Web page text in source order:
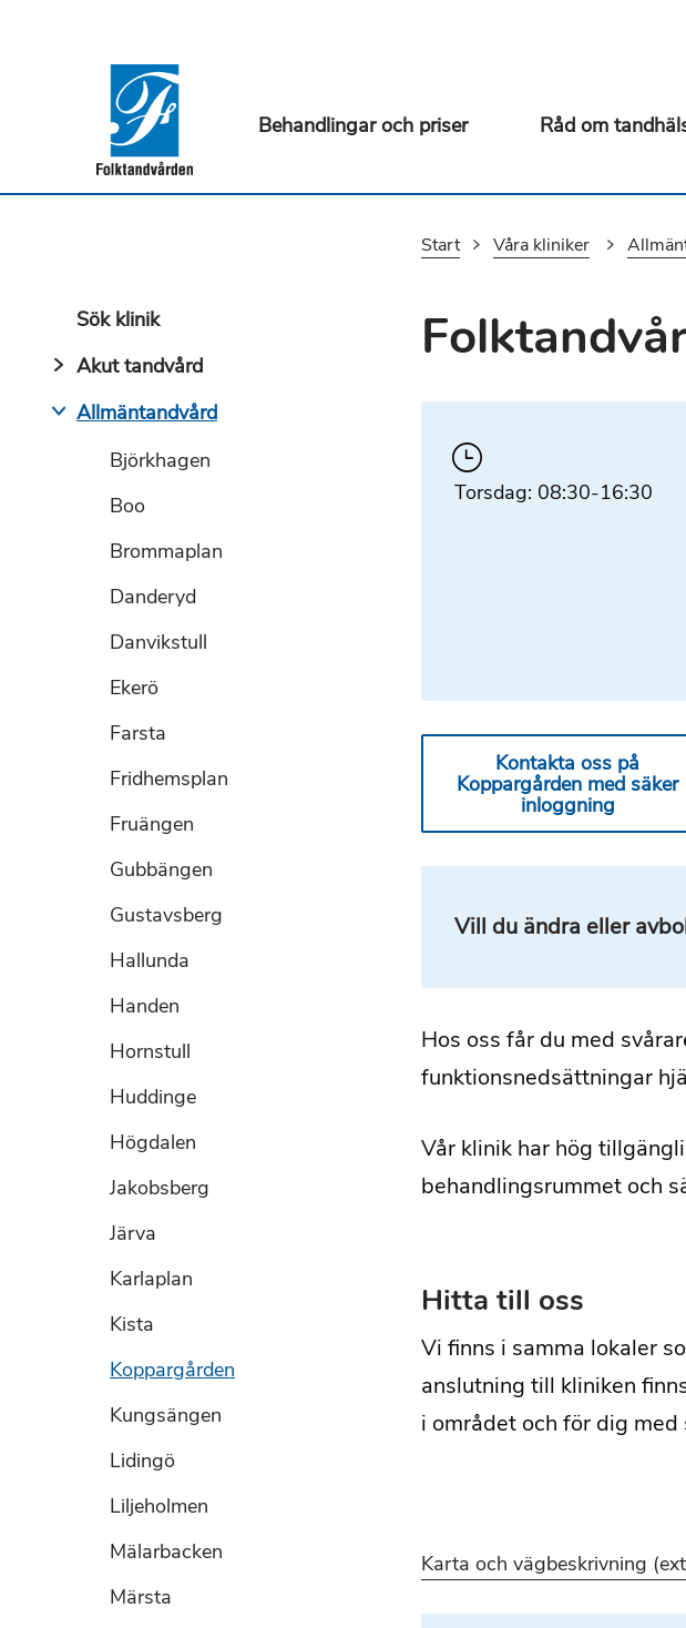
Behandlingar och priser Råd om
Start Våra kliniker
Sök klinik
Akut tandvård
Allmäntandvård
Björkhagen
Boo
Brommaplan
Danderyd
Danvikstull
Ekerö
Farsta
Fridhemsplan
Fruängen
Gubbängen
Gustavsberg
Hallunda
Handen
Hornstull
Huddinge
Högdalen
Jakobsberg
Järva
Karlaplan
Kista
Koppargården
Kungsängen
Lidingö
Liljeholmen
Mälarbacken
Märsta
Torsdag: 08:30-16:30
Kontakta oss på
Koppargården med säker
inloggning
Vill du ändra eller
Hos oss får du med
funktionsnedsättningar
Vår klinik har hög
behandlingsrummet och
Hitta till oss
Vi finns i samma lokaler
anslutning till kliniken
i området och för dig
Karta och vägbeskrivning